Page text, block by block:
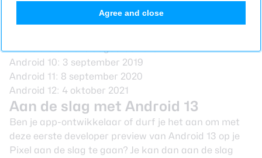
Agree and close
aanwezig dus is het voorlopig speculeren.
Android 9.0 Pie: 6 augustus 2018
Android 10: 3 september 2019
Android 11 : 8 september 2020
Android 12: 4 oktober 2021
Aan de slag met Android 13
Ben je app-ontwikkelaar of durf je het aan om met
deze eerste developer preview van Android 13 op je
Pixel aan de slag te gaan? Je kan dan aan de slag